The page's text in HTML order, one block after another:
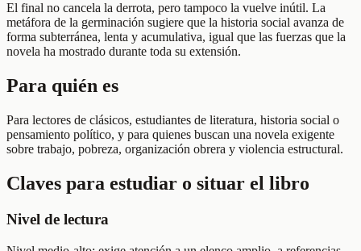
El final no cancela la derrota, pero tampoco la vuelve inútil. La
metáfora de la germinación sugiere que la historia social avanza de
forma subterránea, lenta y acumulativa, igual que las fuerzas que la
novela ha mostrado durante toda su extensión.
Para quién es
Para lectores de clásicos, estudiantes de literatura, historia social o
pensamiento político, y para quienes buscan una novela exigente
sobre trabajo, pobreza, organización obrera y violencia estructural.
Claves para estudiar o situar el libro
Nivel de lectura